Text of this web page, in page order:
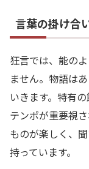
言葉の掛け合
狂言では、能の
ません。物語は
いきます。特有
テンポが重要視
ものが楽しく、
持っています。